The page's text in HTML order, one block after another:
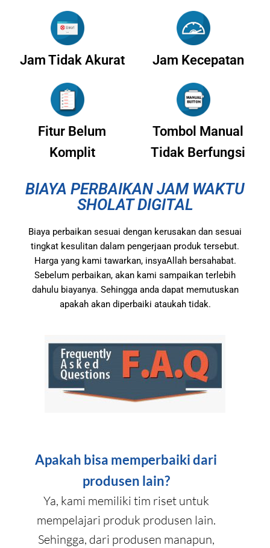
Jam Tidak Akurat Jam Kecepatan
Fitur Belum
Komplit
Tombol Manual
Tidak Berfungsi
BIAYA PERBAIKAN JAM WAKTU
SHOLAT DIGITAL
Biaya perbaikan sesuai dengan kerusakan dan sesuai
tingkat kesulitan dalam pengerjaan produk tersebut.
Harga yang kami tawarkan, insyaAllah bersahabat.
Sebelum perbaikan, akan kami sampaikan terlebih
dahulu biayanya. Sehingga anda dapat memutuskan
apakah akan diperbaiki ataukah tidak.
Apakah bisa memperbaiki dari
produsen lain?
Ya, kami memiliki tim riset untuk
mempelajari produk produsen lain.
Sehingga, dari produsen manapun,